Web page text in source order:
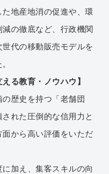
地産地消の促進や、環
の徹底など、行政機関
代の移動販売モデルを
る教育・ノウハウ】
歴史を持つ「老舗団
れた圧倒的な信用力と
から高い評価をいただ
加え、集客スキルの向